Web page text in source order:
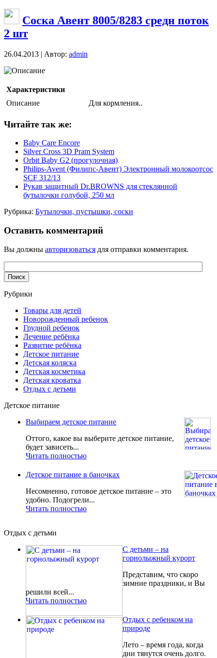
Соска Авент 8005/8283 средн поток
2 шт
26.04.2013 | Автор: admin
Описание
Характеристики
Описание
Для кормления..
Читайте так же:
Baby Care Encore
Silver Cross 3D Pram System
Orbit Baby G2 (прогулочная)
Philips-Avent (Филипс-Авент) Электронный молокоотсос
SCF 312/13
Рукав защитный Dr.BROWNS для стеклянной
бутылочки голубой, 250 мл
Рубрика: Бутылочки, пустышки, соски
Оставить комментарий
Вы должны авторизоваться для отправки комментария.
Рубрики
Товары для детей
Новорожденный ребенок
Грудной ребенок
Лечение ребёнка
Развитие ребёнка
Детское питание
Детская коляска
Детская косметика
Детская кроватка
Отдых с детьми
Детское питание
Выбираем детское питание
Оттого, какое вы выберите детское питание,
будет зависеть...
Читать полностью
Детское питание в баночках
Несомненно, готовое детское питание – это
удобно. Подогрели...
Читать полностью
Отдых с детьми
С детьми – на
горнолыжный курорт
Представим, что скоро
зимние праздники, и Вы
решили всей...
Читать полностью
Отдых с ребенком на
природе
Лето – время года, когда
дни тянутся очень долго.